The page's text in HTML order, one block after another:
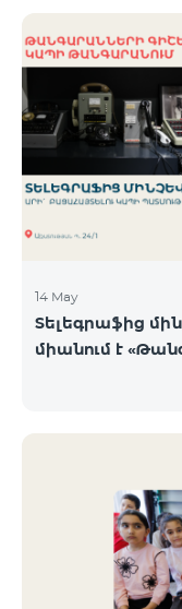
14 May
Տելեգրաֆից
միանում է